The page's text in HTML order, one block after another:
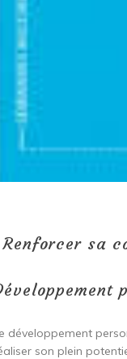
Renforcer sa
développement
son plein